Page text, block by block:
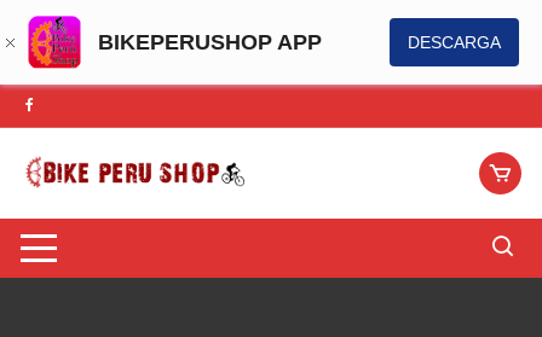
BIKEPERUSHOP APP DESCARGA
Saltar
al
contenido